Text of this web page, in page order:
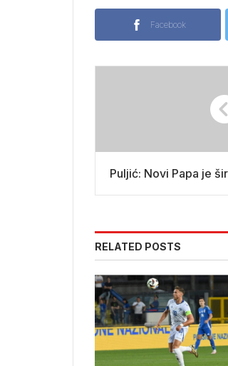
Facebook
Puljić: Novi Papa je
RELATED POSTS